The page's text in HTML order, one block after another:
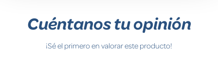
Cuéntanos tu opinión
¡Sé el primero en valorar este producto!